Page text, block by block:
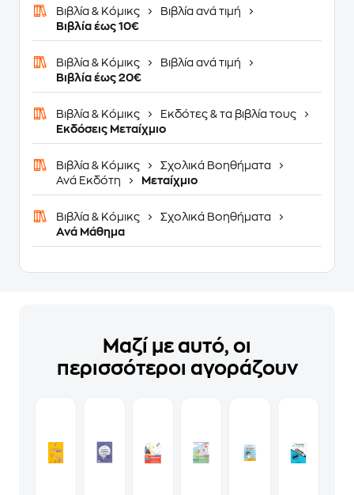
Βιβλία & Κόμικς
Βιβλία ανά τιμή
Βιβλία έως 10€
Βιβλία & Κόμικς
Βιβλία ανά τιμή
Βιβλία έως 20€
Βιβλία & Κόμικς
Εκδότες & τα βιβλία τους
Εκδόσεις Μεταίχμιο
Βιβλία & Κόμικς
Σχολικά Βοηθήματα
Ανά Εκδότη
Μεταίχμιο
Βιβλία & Κόμικς
Σχολικά Βοηθήματα
Ανά Μάθημα
Μαζί με αυτό, οι
περισσότεροι αγοράζουν